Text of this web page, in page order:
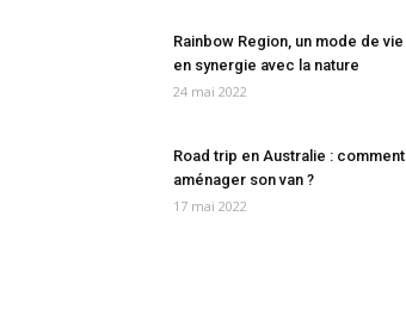
Rainbow Region, un mode de vie
en synergie avec la nature
24 mai 2022
Road trip en Australie : comment
aménager son van ?
17 mai 2022